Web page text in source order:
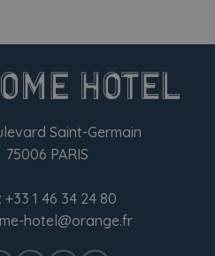
Saint-Germain
75006 PARIS
+33 1 46 34 24 80
hotel@orange.fr